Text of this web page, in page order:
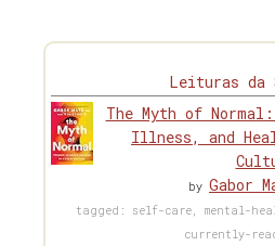
Leituras da
The Myth of Normal:
Illness, and
by Gabor
tagged: self-care, mental-
currently-